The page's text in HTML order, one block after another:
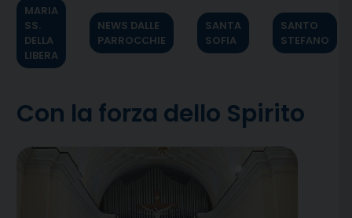
MARIA
SS.
DELLA
LIBERA
NEWS DALLE
PARROCCHIE
SANTA
SOFIA
SANTO
STEFANO
Con la forza dello Spirito